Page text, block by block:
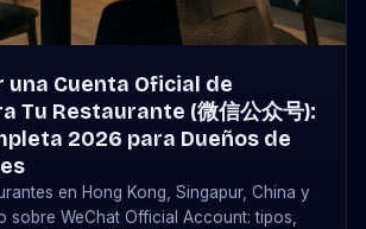
una Cuenta Oficial de
Tu Restaurante (微信公众号):
2026 para Dueños de
en Hong Kong, Singapur, China y
sobre WeChat Official Account: tipos,